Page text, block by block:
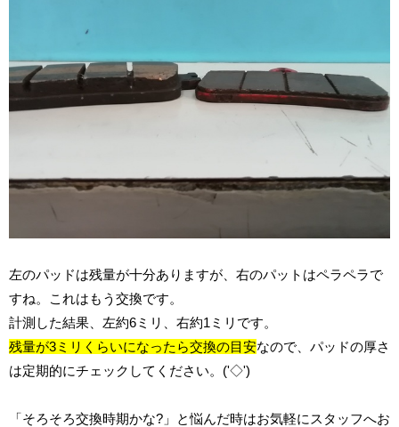
左のパッドは残量が十分ありますが、右のパットはペラペラで
すね。これはもう交換です。
計測した結果、左約6ミリ、右約1ミリです。
残量が3ミリくらいになったら交換の目安なので、パッドの厚さ
は定期的にチェックしてください。('◇')ゞ
「そろそろ交換時期かな?」と悩んだ時はお気軽にスタッフへお